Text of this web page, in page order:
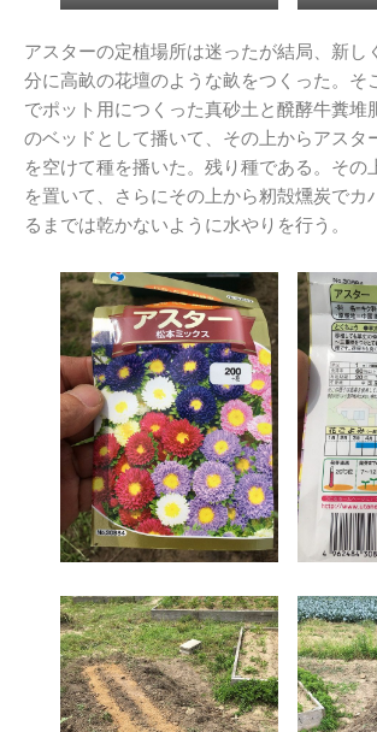
アスターの定植場所は迷ったが結局、新し
分に高畝の花壇のような畝をつくった。そ
でポット用につくった真砂土と醗酵牛糞堆
のベッドとして播いて、その上からアスタ
を空けて種を播いた。残り種である。その
を置いて、さらにその上から籾殻燻炭でカ
るまでは乾かないように水やりを行う。